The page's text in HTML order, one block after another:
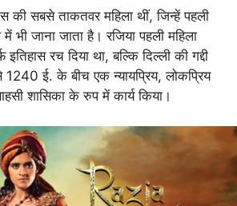
की सबसे ताकतवर महिला थीं, जिन्हें पहली
जाना जाता है। रजिया पहली महिला
रच दिया था, बल्कि दिल्ली की गद्दी
ई. के बीच एक न्यायप्रिय, लोकप्रिय
शासिका के रुप में कार्य किया।